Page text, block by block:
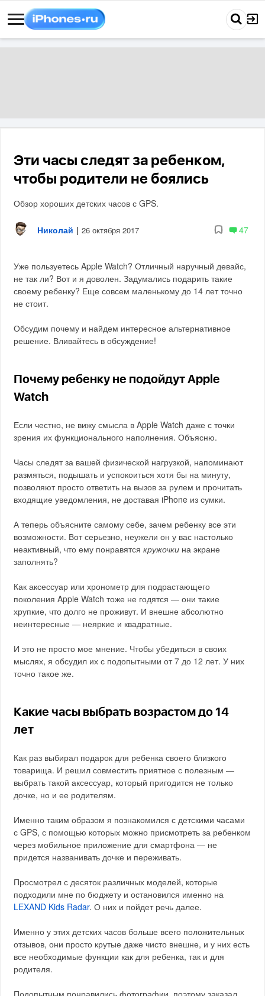
Эти часы следят за ребенком,
чтобы родители не боялись
Обзор хороших детских часов с GPS.
Николай | 26 октября 2017 47
Уже пользуетесь Apple Watch? Отличный наручный девайс,
не так ли? Вот и я доволен. Задумались подарить такие
своему ребенку? Еще совсем маленькому до 14 лет точно
не стоит.
Обсудим почему и найдем интересное альтернативное
решение. Вливайтесь в обсуждение!
Почему ребенку не подойдут Apple
Watch
Если честно, не вижу смысла в Apple Watch даже с точки
зрения их функционального наполнения. Объясню.
Часы следят за вашей физической нагрузкой, напоминают
размяться, подышать и успокоиться хотя бы на минуту,
позволяют просто ответить на вызов за рулем и прочитать
входящие уведомления, не доставая iPhone из сумки.
А теперь объясните самому себе, зачем ребенку все эти
возможности. Вот серьезно, неужели он у вас настолько
неактивный, что ему понравятсякружочки на экране
заполнять?
Как аксессуар или хронометр для подрастающего
поколения Apple Watch тоже не годятся — они такие
хрупкие, что долго не проживут. И внешне абсолютно
неинтересные — неяркие и квадратные.
И это не просто мое мнение. Чтобы убедиться в своих
мыслях, я обсудил их с подопытными от 7 до 12 лет. У них
точно такое же.
Какие часы выбрать возрастом до 14
лет
Как раз выбирал подарок для ребенка своего близкого
товарища. И решил совместить приятное с полезным —
выбрать такой аксессуар, который пригодится не только
дочке, но и ее родителям.
Именно таким образом я познакомился с детскими часами
с GPS, с помощью которых можно присмотреть за ребенком
через мобильное приложение для смартфона — не
придется названивать дочке и переживать.
Просмотрел с десяток различных моделей, которые
подходили мне по бюджету и остановился именно на
LEXAND Kids Radar. О них и пойдет речь далее.
Именно у этих детских часов больше всего положительных
отзывов, они просто крутые даже чисто внешне, и у них есть
все необходимые функции как для ребенка, так и для
родителя.
Подопытным понравились фотографии, поэтому заказал.